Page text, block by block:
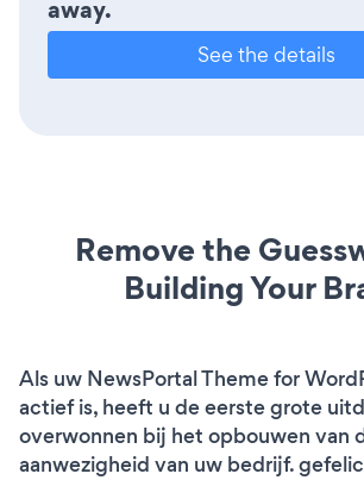
away.
See the details
Remove the
Building Your
Als uw NewsPortal Theme for
actief is, heeft u de eerste grote
overwonnen bij het opbouwen van
aanwezigheid van uw bedrijf.